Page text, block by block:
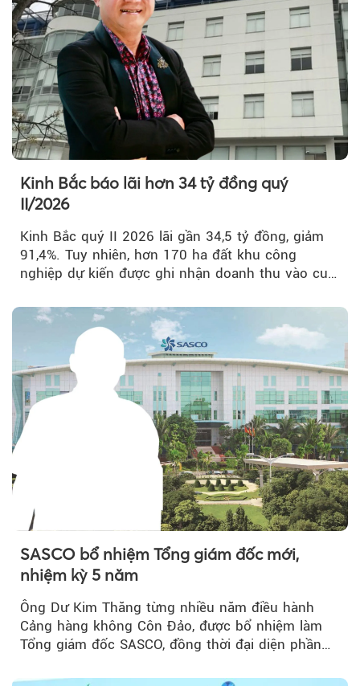
Kinh Bắc báo lãi hơn 34 tỷ đồng quý
II/2026
Kinh Bắc quý II 2026 lãi gần 34,5 tỷ đồng, giảm
91,4%. Tuy nhiên, hơn 170 ha đất khu công
nghiệp dự kiến được ghi nhận doanh thu vào cuối
SASCO bổ nhiệm Tổng giám đốc mới,
nhiệm kỳ 5 năm
Ông Dư Kim Thăng từng nhiều năm điều hành
Cảng hàng không Côn Đảo, được bổ nhiệm làm
Tổng giám đốc SASCO, đồng thời đại diện phần